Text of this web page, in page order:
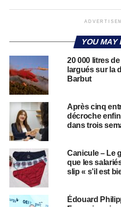
YOU MAY
20 000 litres
largués sur la
Barbut
Après cinq
décroche
dans trois
Canicule – Le
que les
slip « s’il est
Édouard